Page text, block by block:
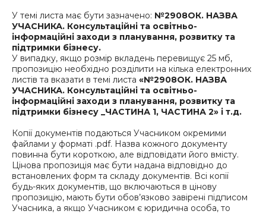
У темі листа має бути зазначено: №2908ОК. НАЗВА
УЧАСНИКА. Консультаційні та освітньо-
інформаційні заходи з планування, розвитку та
підтримки бізнесу.
У випадку, якщо розмір вкладень перевищує 25 мб,
пропозицію необхідно розділити на кілька електронних
листів та вказати в темі листа «№2908ОК. НАЗВА
УЧАСНИКА. Консультаційні та освітньо-
інформаційні заходи з планування, розвитку та
підтримки бізнесу _ЧАСТИНА 1, ЧАСТИНА 2» і т.д.
Копії документів подаються Учасником окремими
файлами у форматі .pdf. Назва кожного документу
повинна бути короткою, але відповідати його вмісту.
Цінова пропозиція має бути надана відповідно до
встановлених форм та складу документів. Всі копії
будь-яких документів, що включаються в цінову
пропозицію, мають бути обов’язково завірені підписом
Учасника, а якщо Учасником є юридична особа, то